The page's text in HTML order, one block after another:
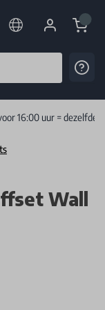
Cart
16:00 uur = dezelfde
Wall